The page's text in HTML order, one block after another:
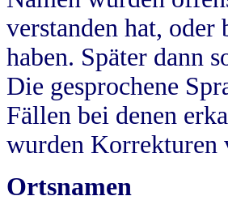
verstanden hat, oder
haben. Später dann
Die gesprochene
Fällen bei denen
wurden Korrekturen
Ortsnamen